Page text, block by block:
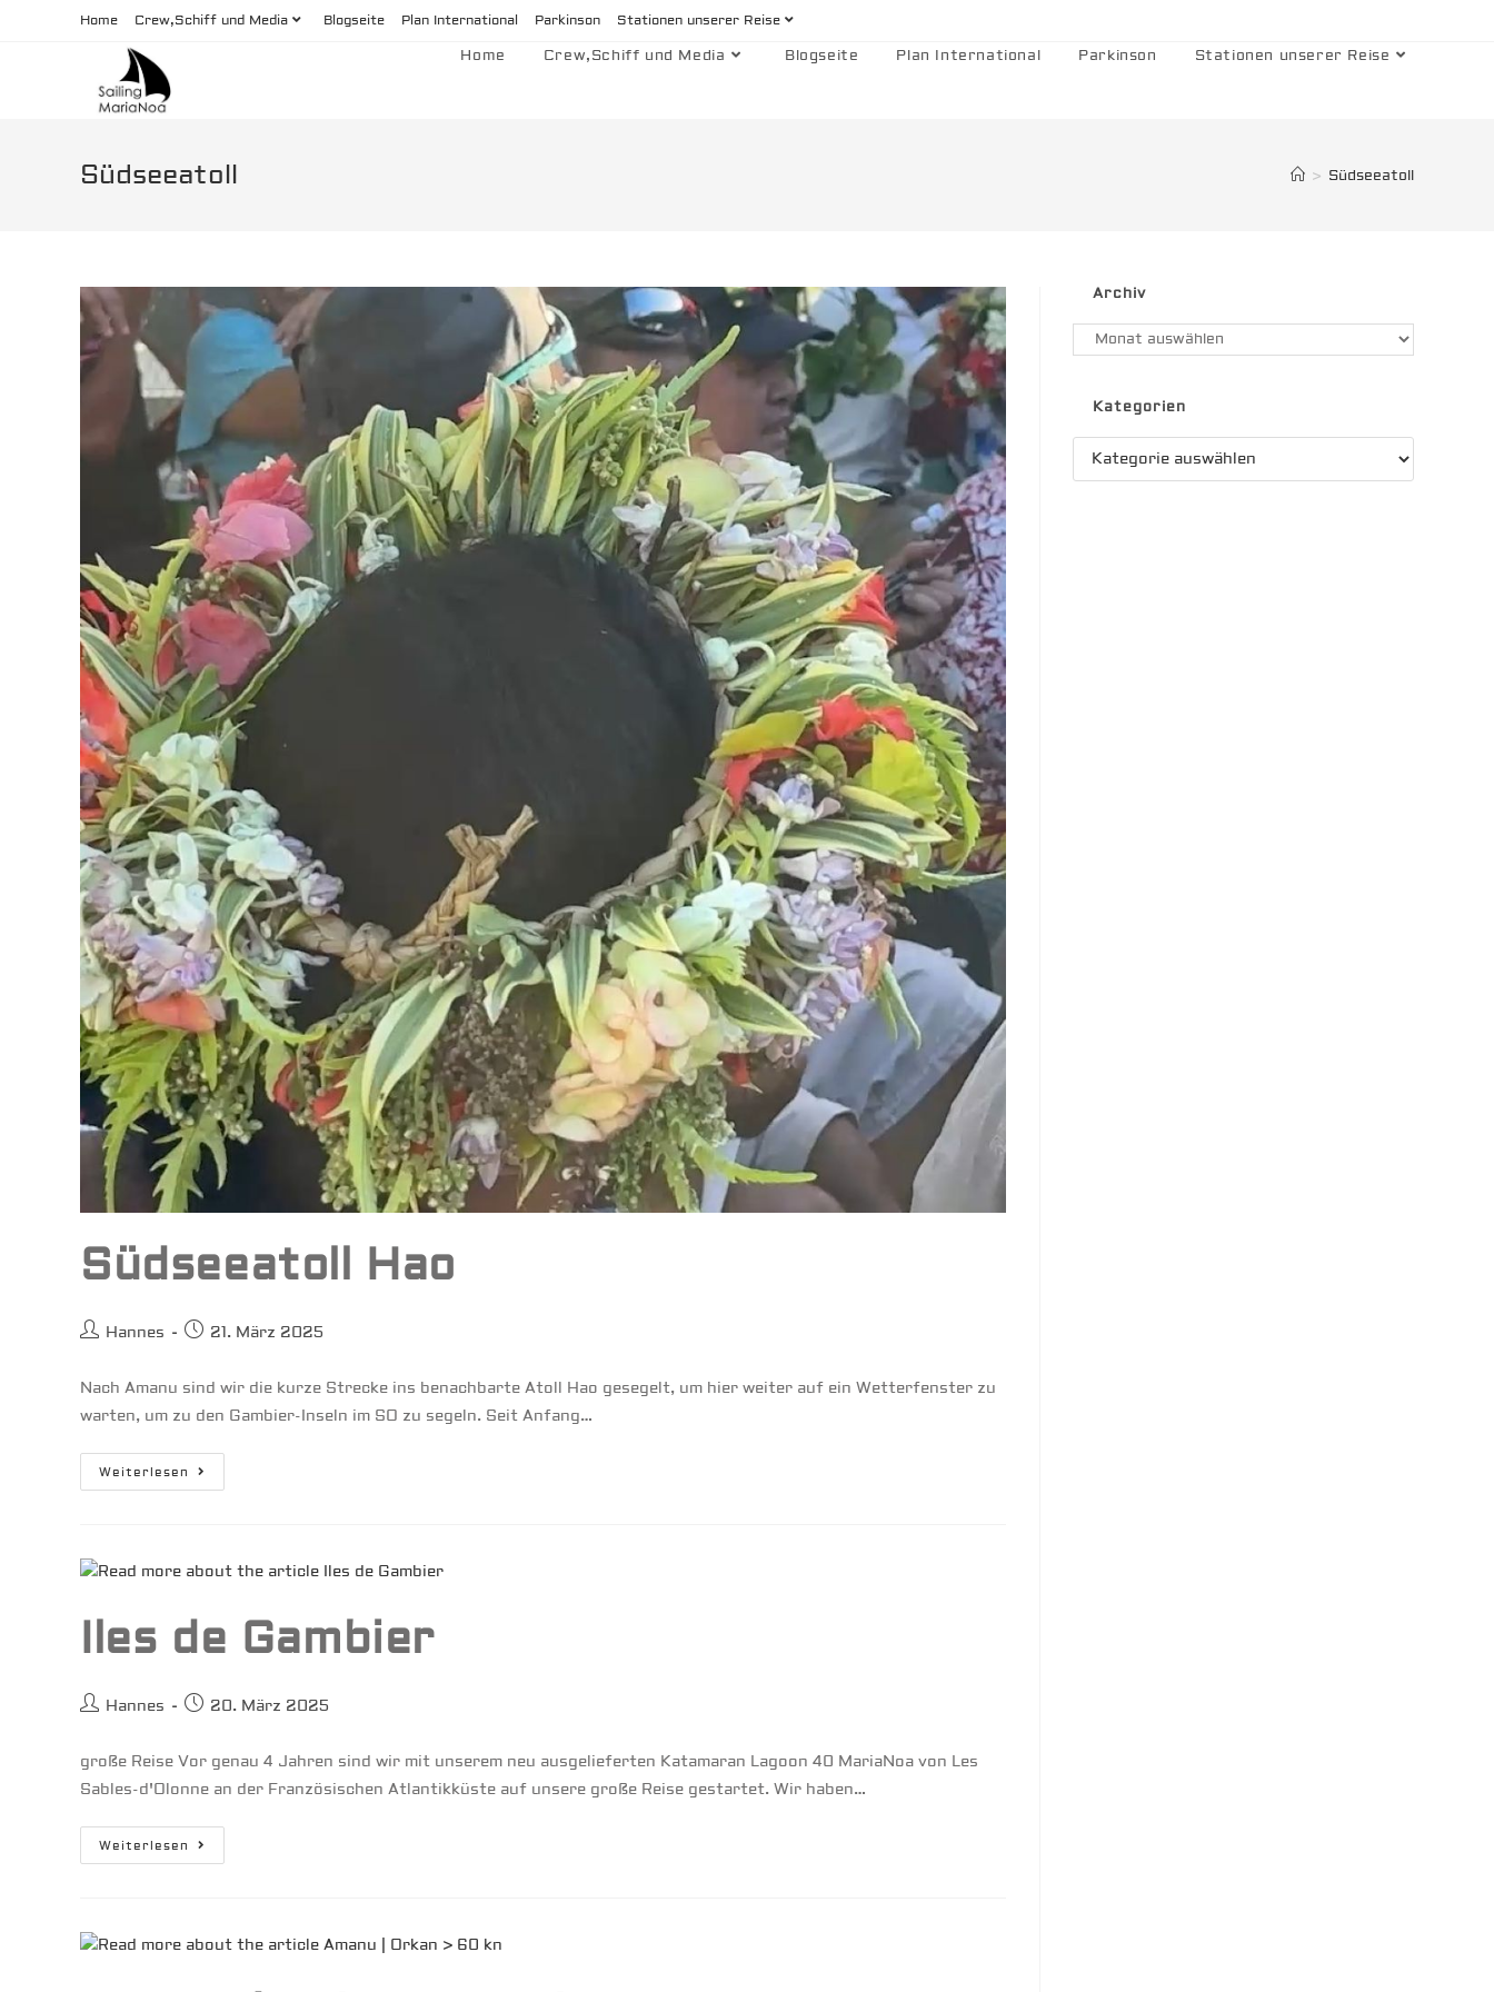
Home Crew,Schiff und Media Blogseite Plan International Parkinson Stationen unserer Reise
Home Crew,Schiff und Media Blogseite Plan International Parkinson Stationen unserer Reise
Südseeatoll > Südseeatoll
Südseeatoll Hao
Beitrags-
Hannes
Beitrag21. März 2025
Nach Amanu sind wir die kurze Strecke ins benachbarte Atoll Hao gesegelt, um hier weiter auf ein Wetterfenster zu
warten, um zu den Gambier-Inseln im SO zu segeln. Seit Anfang…
Weiterlesen Südseeatoll
Hao
Iles de Gambier
Beitrags-
Hannes
Beitrag20. März 2025
große Reise Vor genau 4 Jahren sind wir mit unserem neu ausgelieferten Katamaran Lagoon 40 MariaNoa von Les
Sables-d'Olonne an der Französischen Atlantikküste auf unsere große Reise gestartet. Wir haben…
Weiterlesen Iles
De
Archiv
Archiv
Kategorien
Kategorien